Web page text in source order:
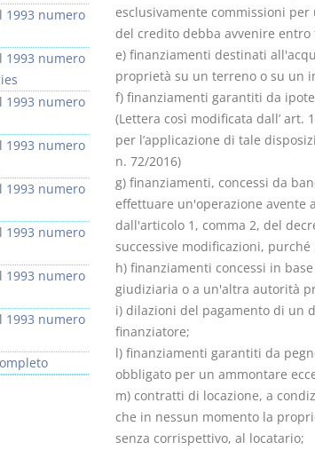
esclusivamente commissioni
del credito debba avvenire
e) finanziamenti destinati
proprietà su un terreno o su un
f) finanziamenti garantiti da
(Lettera così modificata dall’ art.
per l’applicazione di tale
n. 72/2016)
g) finanziamenti, concessi da
effettuare un'operazione
dall'articolo 1, comma 2, del
successive modificazioni,
h) finanziamenti concessi in
giudiziaria o a un'altra autorità
i) dilazioni del pagamento di un
finanziatore;
l) finanziamenti garantiti da
obbligato per un ammontare
m) contratti di locazione, a
che in nessun momento la
senza corrispettivo, al locatario;
1993 numero
1993 numero
1993 numero
1993 numero
1993 numero
1993 numero
1993 numero
1993 numero